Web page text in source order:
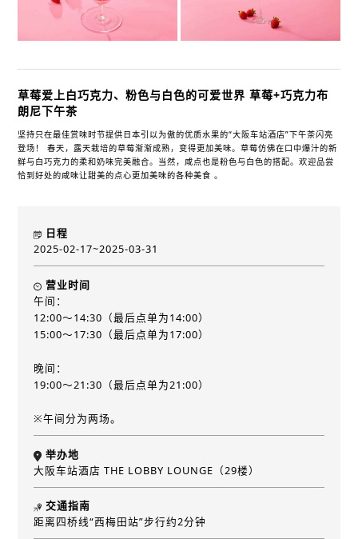
草莓爱上白巧克力、粉色与白色的可爱世界 草莓+巧克力布
朗尼下午茶
坚持只在最佳赏味时节提供日本引以为傲的优质水果的“大阪车站酒店”下午茶闪亮
登场！ 春天，露天栽培的草莓渐渐成熟，变得更加美味。草莓仿佛在口中爆汁的新
鲜与白巧克力的柔和奶味完美融合。当然，咸点也是粉色与白色的搭配。欢迎品尝
恰到好处的咸味让甜美的点心更加美味的各种美食 。
日程
2025-02-17~2025-03-31
营业时间
午间：
12:00～14:30（最后点单为14:00）
15:00～17:30（最后点单为17:00）
晚间：
19:00～21:30（最后点单为21:00）
※午间分为两场。
举办地
大阪车站酒店 THE LOBBY LOUNGE（29楼）
交通指南
距离四桥线“西梅田站”步行约2分钟